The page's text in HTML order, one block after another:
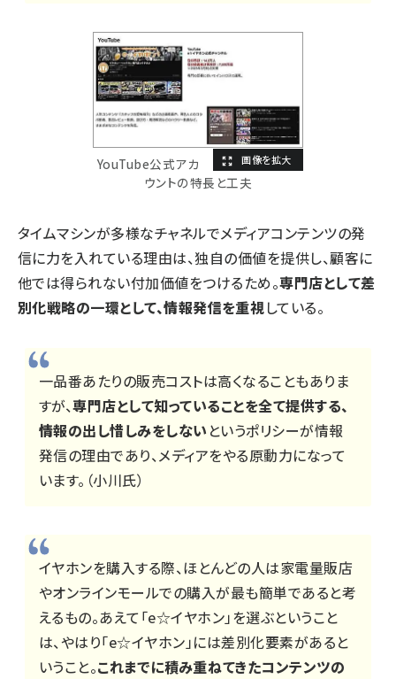
YouTube公式アカ
ウントの特長と工夫
タイムマシンが多様なチャネルでメディアコンテンツの発
信に力を入れている理由は、独自の価値を提供し、顧客に
他では得られない付加価値をつけるため。専門店として差
別化戦略の一環として、情報発信を重視している。
一品番あたりの販売コストは高くなることもありま
すが、専門店として知っていることを全て提供する、
情報の出し惜しみをしない というポリシーが情報
発信の理由であり、メディアをやる原動力になって
います。（小川氏）
イヤホンを購入する際、ほとんどの人は家電量販店
やオンラインモールでの購入が最も簡単であると考
えるもの。あえて「e☆イヤホン」を選ぶということ
は、やはり「e☆イヤホン」には差別化要素があると
いうこと。これまでに積み重ねてきたコンテンツの